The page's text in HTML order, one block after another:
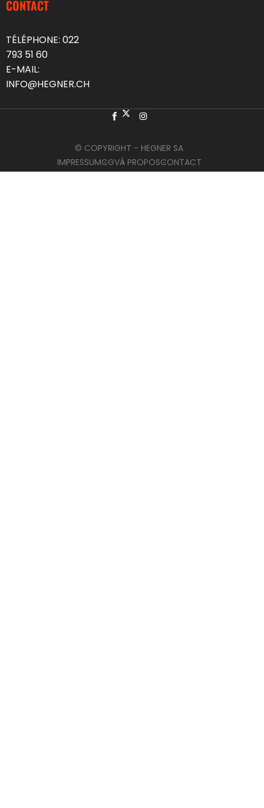
CONTACT
TÉLÉPHONE: 022
793 51 60
E-MAIL:
INFO@HEGNER.CH
© COPYRIGHT - HEGNER SA
IMPRESSUMCGVÀ PROPOSCONTACT